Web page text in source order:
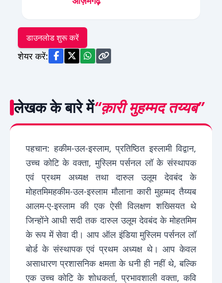
डाउनलोड शुरू करें
शेयर करें:
लेखक के बारे में“क़ारी मुहम्मद तय्यब”
पहचान: हकीम-उल-इस्लाम, प्रतिष्ठित इस्लामी विद्वान,
उच्च कोटि के वक्ता, मुस्लिम पर्सनल लॉ के संस्थापक
एवं प्रथम अध्यक्ष तथा दारुल उलूम देवबंद के
मोहतमिमहकीम-उल-इस्लाम मौलाना कारी मुहम्मद तैय्यब
आलम-ए-इस्लाम की एक ऐसी विलक्षण शख्सियत थे
जिन्होंने आधी सदी तक दारुल उलूम देवबंद के मोहतमिम
के रूप में सेवा दी। आप ऑल इंडिया मुस्लिम पर्सनल लॉ
बोर्ड के संस्थापक एवं प्रथम अध्यक्ष थे। आप केवल
असाधारण प्रशासनिक क्षमता के धनी ही नहीं थे, बल्कि
एक उच्च कोटि के शोधकर्ता, प्रभावशाली वक्ता, कवि